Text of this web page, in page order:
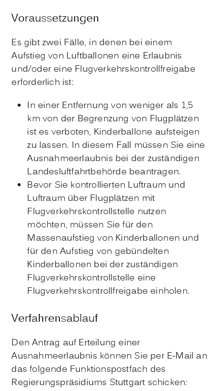
Voraussetzungen
Es gibt zwei Fälle, in denen bei einem
Aufstieg von Luftballonen eine Erlaubnis
und/oder eine Flugverkehrskontrollfreigabe
erforderlich ist:
In einer Entfernung von weniger als 1,5
km von der Begrenzung von Flugplätzen
ist es verboten, Kinderballone aufsteigen
zu lassen. In diesem Fall müssen Sie eine
Ausnahmeerlaubnis bei der zuständigen
Landesluftfahrtbehörde beantragen.
Bevor Sie kontrollierten Luftraum und
Luftraum über Flugplätzen mit
Flugverkehrskontrollstelle nutzen
möchten, müssen Sie für den
Massenaufstieg von Kinderballonen und
für den Aufstieg von gebündelten
Kinderballonen bei der zuständigen
Flugverkehrskontrollstelle eine
Flugverkehrskontrollfreigabe einholen.
Verfahrensablauf
Den Antrag auf Erteilung einer
Ausnahmeerlaubnis können Sie per E-Mail an
das folgende Funktionspostfach des
Regierungspräsidiums Stuttgart schicken: